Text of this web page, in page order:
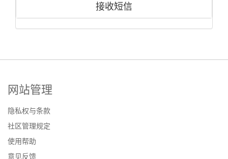
接收短信
网站管理
隐私权与条款
社区管理规定
使用帮助
意见反馈